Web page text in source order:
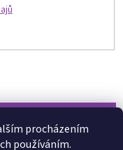
procházením
používáním.